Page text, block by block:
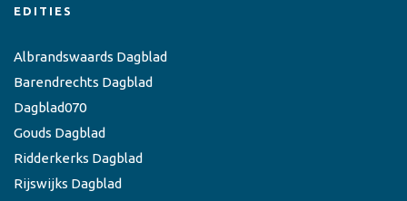
EDITIES
Albrandswaards Dagblad
Barendrechts Dagblad
Dagblad070
Gouds Dagblad
Ridderkerks Dagblad
Rijswijks Dagblad